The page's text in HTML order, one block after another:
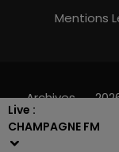
Live :
CHAMPAGNE FM
LE
Mentions
Archives